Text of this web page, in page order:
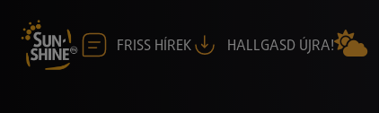
FRISS HÍREK HALLGASD ÚJRA!